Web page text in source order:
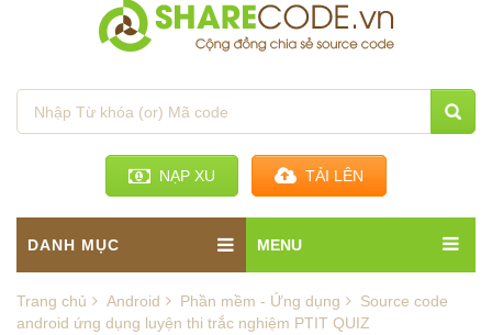
NẠP XU TẢI LÊN
DANH MỤC MENU
Trang chủ Android Phần mềm - Ứng dụng
Source code
android ứng dụng luyện thi trắc nghiệm PTIT QUIZ